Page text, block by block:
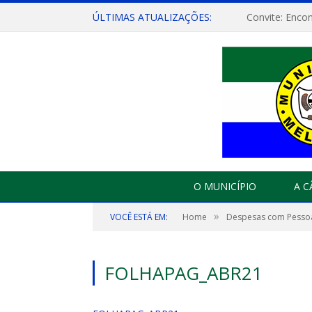
ÚLTIMAS ATUALIZAÇÕES:
O MUNICÍPIO A
VOCÊ ESTÁ EM: Home » Despesas com
FOLHAPAG_ABR21